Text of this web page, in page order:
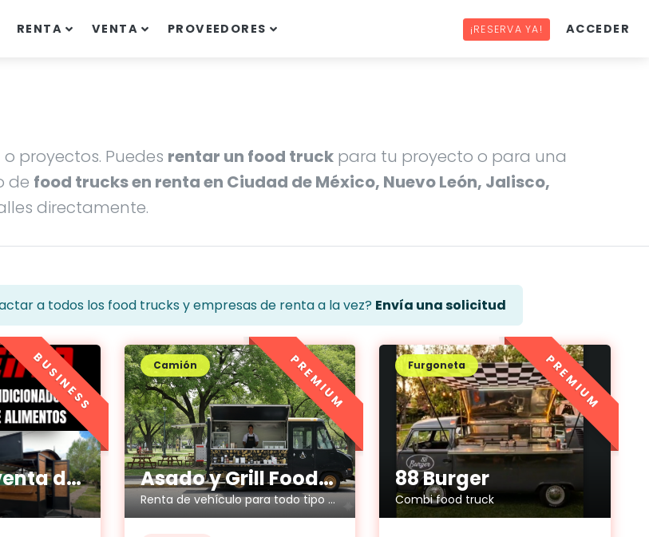
RENTA VENTA PROVEEDORES ¡RESERVA YA! ACCEDER
proyectos. Puedes rentar un food truck para tu proyecto o para una
de food trucks en renta en Ciudad de México, Nuevo León, Jalisco,
directamente.
a todos los food trucks y empresas de renta a la vez? Envía una solicitud
Remolque venta de alimentos
BUSINESS
Asado y Grill FoodTruck
Renta de vehículo para todo tipo de eventos
Camión PREMIUM
88 Burger
Combi food truck
Furgoneta PREMIUM